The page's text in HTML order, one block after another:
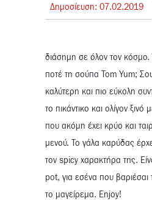
Δημοσίευση: 07.02.2019
διάσημη σε όλον τον κόσμο.
ποτέ τη σούπα Tom Yum;
καλύτερη και πιο εύκολη
το πικάντικο και ολίγον ξινό
που ακόμη έχει κρύο και
μενού. Το γάλα καρύδας
τον spicy χαρακτήρα της.
pot, για εσένα που
το μαγείρεμα. Enjoy!